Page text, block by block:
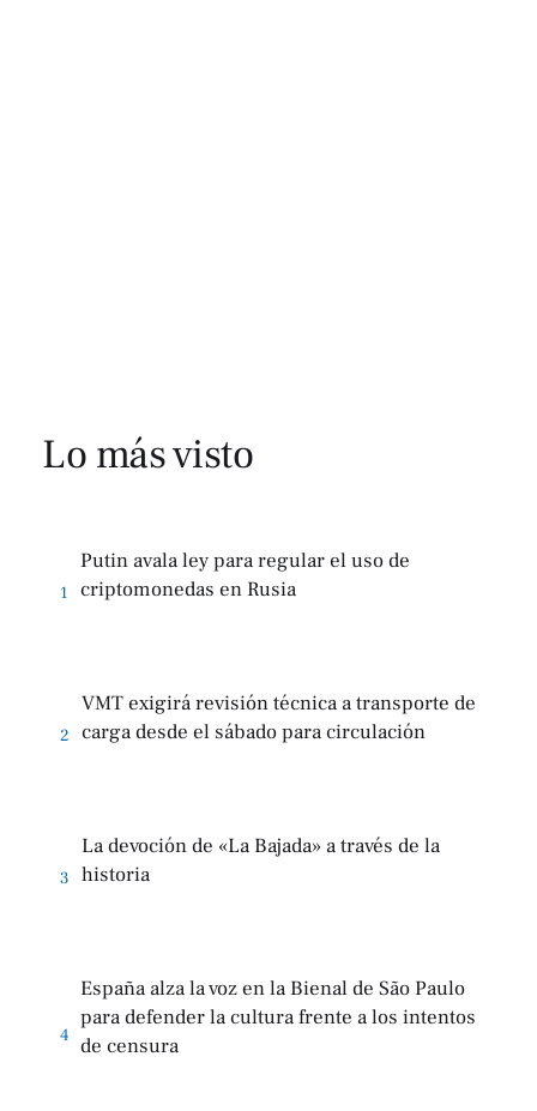
Lo más visto
1
Putin avala ley para regular el uso de
criptomonedas en Rusia
2
VMT exigirá revisión técnica a transporte de
carga desde el sábado para circulación
3
La devoción de «La Bajada» a través de la
historia
4
España alza la voz en la Bienal de São Paulo
para defender la cultura frente a los intentos
de censura